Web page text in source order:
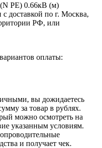
PE) 0.66кВ (м)
с доставкой по г. Москва,
РФ, или
оплаты:
вы дожидаетесь
за товар в рублях.
можно осмотреть на
указанным условиям.
и получает чек.